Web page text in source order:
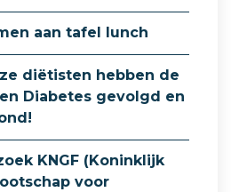
aan tafel lunch
diëtisten hebben de
Diabetes gevolgd en
KNGF (Koninklijk
voor